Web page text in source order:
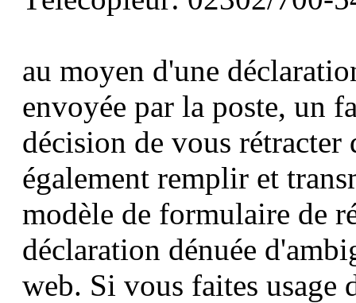
au moyen d'une
envoyée par la poste, un
décision de vous rétracter
également remplir et
modèle de formulaire de
déclaration dénuée
web. Si vous faites usage